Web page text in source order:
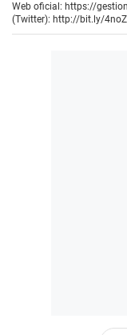
Web oficial: https://
(Twitter): http://bit.ly/